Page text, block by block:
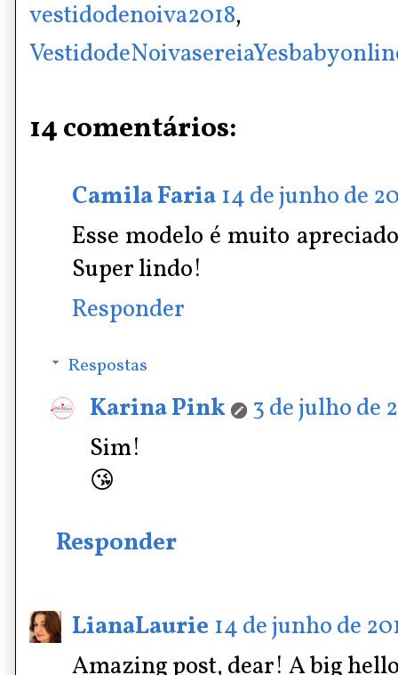
vestidodenoiva2018,
14 comentários:
Camila Faria 14 de junho de
Esse modelo é muito
Super lindo!
Responder
Respostas
Karina Pink
3 de julho de
Sim!
😘
Responder
LianaLaurie 14 de junho de
Amazing post, dear! A big